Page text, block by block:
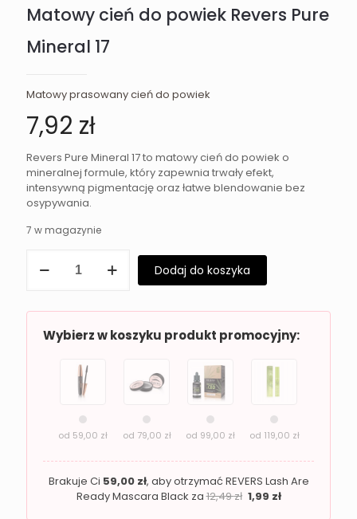
Matowy cień do powiek Revers Pure
Mineral 17
Matowy prasowany cień do powiek
7,92 zł
Revers Pure Mineral 17 to matowy cień do powiek o
mineralnej formule, który zapewnia trwały efekt,
intensywną pigmentację oraz łatwe blendowanie bez
osypywania.
7 w magazynie
Matowy
powiek
Revers
Dodaj do koszyka
Wybierz w koszyku produkt promocyjny:
od 59,00 zł od 79,00 zł od 99,00 zł od 119,00 zł
Brakuje Ci 59,00 zł, aby otrzymać REVERS Lash Are
Ready Mascara Black za12,49zł 1,99 zł